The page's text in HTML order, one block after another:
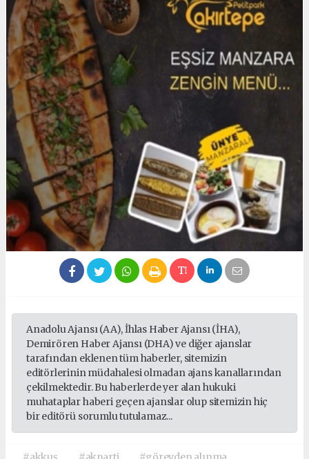
Anadolu Ajansı (AA), İhlas Haber Ajansı (İHA),
Demirören Haber Ajansı (DHA) ve diğer ajanslar
tarafından eklenen tüm haberler, sitemizin
editörlerinin müdahalesi olmadan ajans kanallarından
çekilmektedir. Bu haberlerde yer alan hukuki
muhataplar haberi geçen ajanslar olup sitemizin hiç
bir editörü sorumlu tutulamaz...